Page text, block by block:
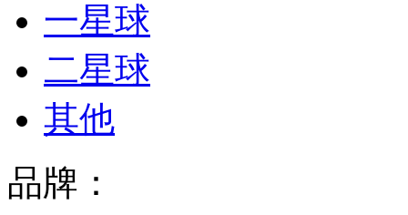
一星球
二星球
其他
品牌：